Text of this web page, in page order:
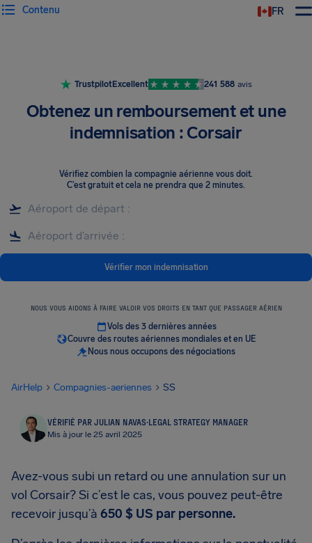
FR
Contenu
TrustpilotExcellent 241 588 avis
Obtenez un remboursement et une
indemnisation : Corsair
Vérifiez combien la compagnie aérienne vous doit.
C’est gratuit et cela ne prendra que 2 minutes.
Vérifier mon indemnisation
NOUS VOUS AIDONS À FAIRE VALOIR VOS DROITS EN TANT QUE PASSAGER AÉRIEN
Vols des 3 dernières années
Couvre des routes aériennes mondiales et en UE
Nous nous occupons des négociations
AirHelp Compagnies-aeriennes SS
VÉRIFIÉ PAR JULIAN NAVAS·LEGAL STRATEGY MANAGER
Mis à jour le 25 avril 2025
Avez-vous subi un retard ou une annulation sur un
vol Corsair? Si c’est le cas, vous pouvez peut-être
recevoir jusqu’à 650 $ US par personne.